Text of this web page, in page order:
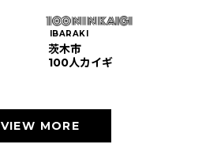
IBARAKI
茨木市
100人カイギ
VIEW MORE